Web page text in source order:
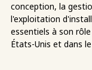
conception, la
l'exploitation
essentiels à son
États-Unis et dans